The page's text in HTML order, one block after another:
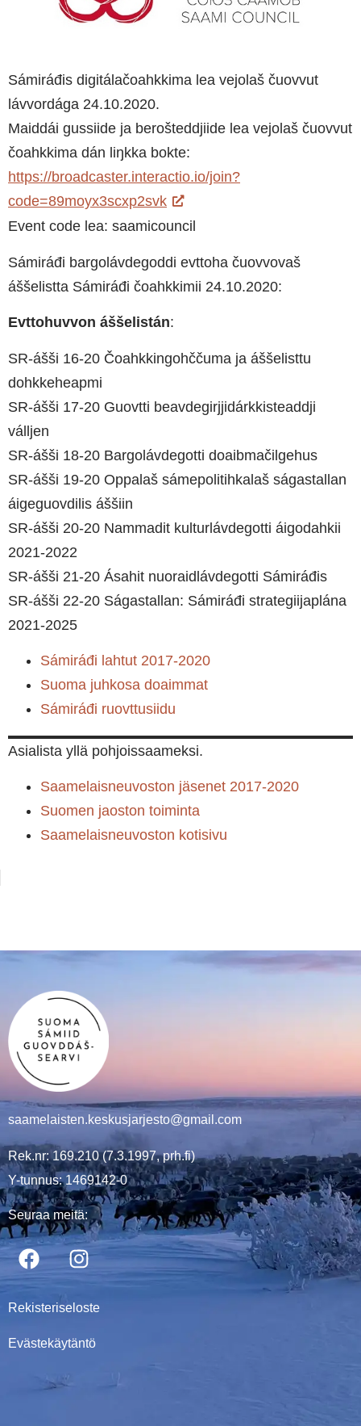
Sámiráđis digitálačoahkkima lea vejolaš čuovvut
lávvordága 24.10.2020.
Maiddái gussiide ja berošteddjiide lea vejolaš čuovvut
čoahkkima dán liŋkka bokte:
https://broadcaster.interactio.io/join?
code=89moyx3scxp2svk
Event code lea: saamicouncil
Sámiráđi bargolávdegoddi evttoha čuovvovaš
áššelistta Sámiráđi čoahkkimii 24.10.2020:
Evttohuvvon áššelistán:
SR-ášši 16-20 Čoahkkingohččuma ja áššelisttu
dohkkeheapmi
SR-ášši 17-20 Guovtti beavdegirjjidárkkisteaddji
válljen
SR-ášši 18-20 Bargolávdegotti doaibmačilgehus
SR-ášši 19-20 Oppalaš sámepolitihkalaš ságastallan
áigeguovdilis áššiin
SR-ášši 20-20 Nammadit kulturlávdegotti áigodahkii
2021-2022
SR-ášši 21-20 Ásahit nuoraidlávdegotti Sámiráđis
SR-ášši 22-20 Ságastallan: Sámiráđi strategiijaplána
2021-2025
Sámiráđi lahtut 2017-2020
Suoma juhkosa doaimmat
Sámiráđi ruovttusiidu
Asialista yllä pohjoissaameksi.
Saamelaisneuvoston jäsenet 2017-2020
Suomen jaoston toiminta
Saamelaisneuvoston kotisivu
saamelaisten.keskusjarjesto@gmail.com
Rek.nr: 169.210 (7.3.1997, prh.fi)
Y-tunnus: 1469142-0
Seuraa meitä:
Rekisteriseloste
Evästekäytäntö